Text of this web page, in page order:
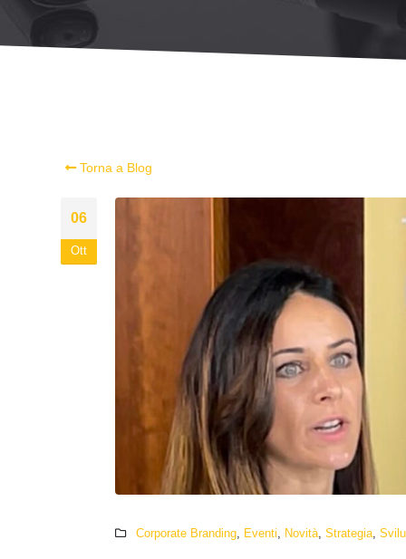
Torna a Blog
06
Ott
Corporate Branding, Eventi, Novità, Strategia,